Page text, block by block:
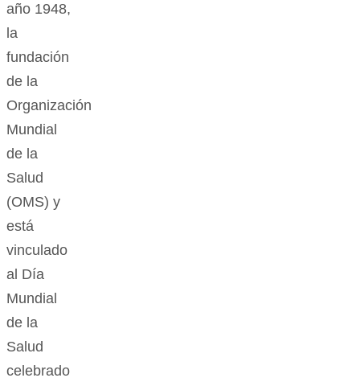
año 1948,
la
fundación
de la
Organización
Mundial
de la
Salud
(OMS) y
está
vinculado
al Día
Mundial
de la
Salud
celebrado